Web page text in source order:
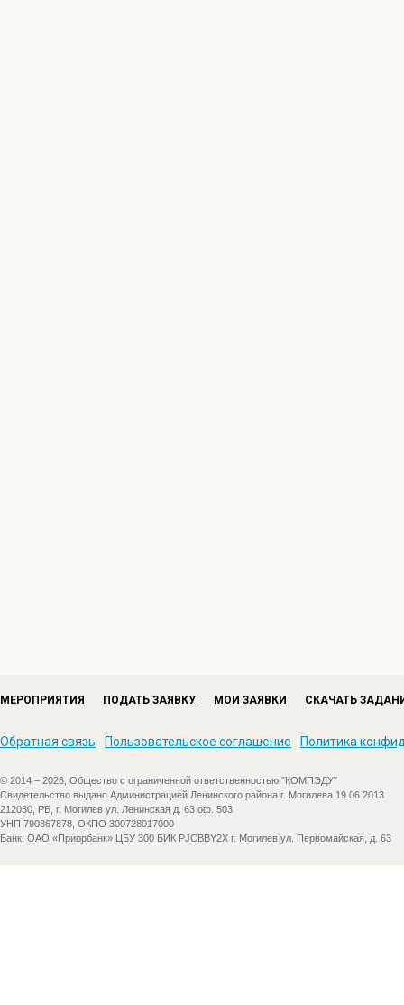
МЕРОПРИЯТИЯ ПОДАТЬ ЗАЯВКУ МОИ ЗАЯВКИ СКАЧАТЬ
Обратная связь Пользовательское соглашение Политика
© 2014 – 2026, Общество с ограниченной ответственностью "КОМПЭДУ"
Свидетельство выдано Администрацией Ленинского района г. Могилева 19.06.2013
212030, РБ, г. Могилев ул. Ленинская д. 63 оф. 503
УНП 790867878, ОКПО 300728017000
Банк: ОАО «Приорбанк» ЦБУ 300 БИК PJCBBY2X г. Могилев ул. Первомайская, д. 63